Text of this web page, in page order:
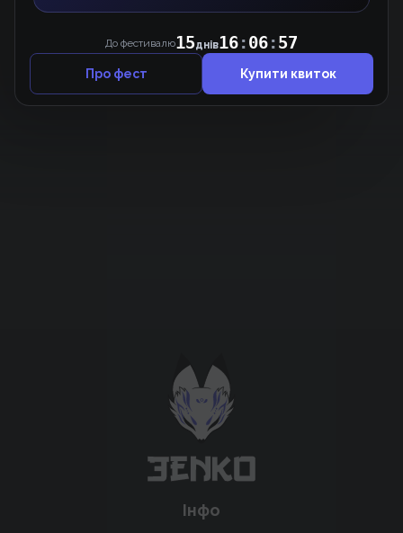
крутих нововведень
Підтримати проєкт
Інфо
До фестивалю15днів16:06:57
Про фест Купити квиток